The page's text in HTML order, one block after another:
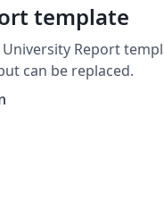
template
Report
can be replaced.